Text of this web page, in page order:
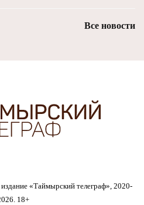
Все новости
«Таймырский телеграф», 2020-
18+